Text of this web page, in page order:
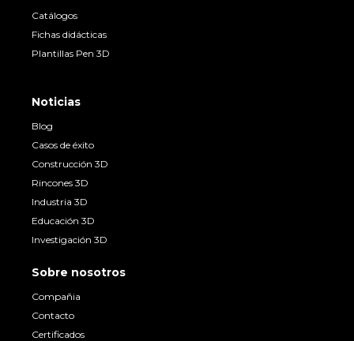
Catálogos
Fichas didácticas
Plantillas Pen 3D
Noticias
Blog
Casos de éxito
Construcción 3D
Rincones 3D
Industria 3D
Educación 3D
Investigación 3D
Sobre nosotros
Compañia
Contacto
Certificados